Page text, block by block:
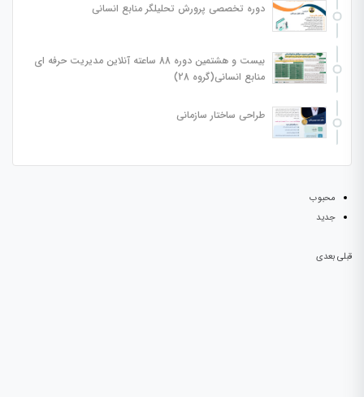
دوره تخصصی پرورش تحلیلگر منابع انسانی
بیست و هشتمین دوره 88 ساعته آنلاین مديريت حرفه ای
منابع انسانی(گروه 28)
طراحی ساختار سازمانی
محبوب
جدید
قبلیبعدی